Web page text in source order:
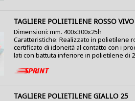
TAGLIERE POLIETILENE ROSSO
Dimensioni: mm. 400x300x25h
Caratteristiche: Realizzato in polietilene
certificato di idoneità al contatto con i
lati con battuta inferiore in polietilene di
TAGLIERE POLIETILENE GIALLO 25